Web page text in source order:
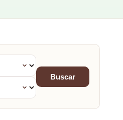
Buscar